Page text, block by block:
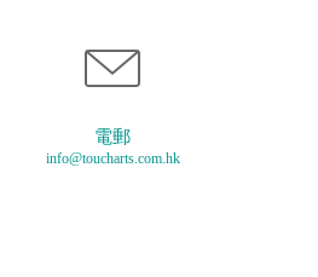
電郵
info@toucharts.com.hk